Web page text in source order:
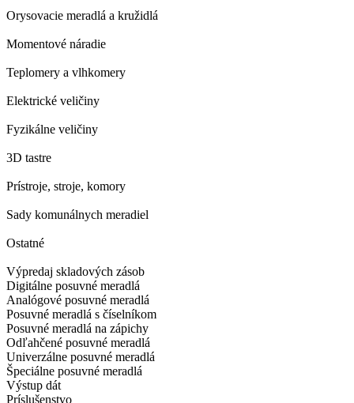
Orysovacie meradlá a kružidlá
Momentové náradie
Teplomery a vlhkomery
Elektrické veličiny
Fyzikálne veličiny
3D tastre
Prístroje, stroje, komory
Sady komunálnych meradiel
Ostatné
Výpredaj skladových zásob
Digitálne posuvné meradlá
Analógové posuvné meradlá
Posuvné meradlá s číselníkom
Posuvné meradlá na zápichy
Odľahčené posuvné meradlá
Univerzálne posuvné meradlá
Špeciálne posuvné meradlá
Výstup dát
Príslušenstvo